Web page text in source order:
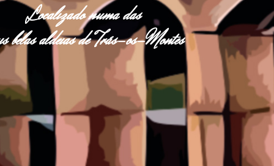
Localizado numa das
belas aldeias de Trás-os-Montes